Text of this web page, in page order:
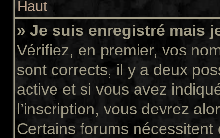
Haut
» Je suis enregistré mais
Vérifiez, en premier, vos
sont corrects, il y a deux
active et si vous avez
l’inscription, vous devrez
Certains forums